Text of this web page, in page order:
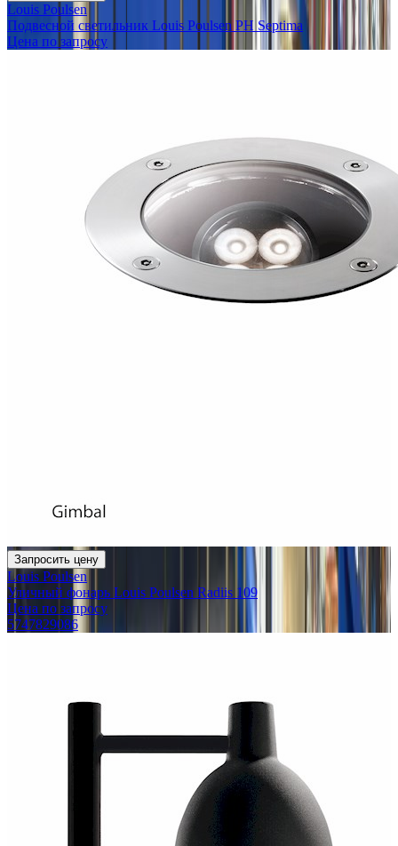
Louis Poulsen
Подвесной светильник Louis Poulsen PH Septima
Цена по запросу
Запросить цену
Louis Poulsen
Уличный фонарь Louis Poulsen Radiis 109
Цена по запросу
5747829086